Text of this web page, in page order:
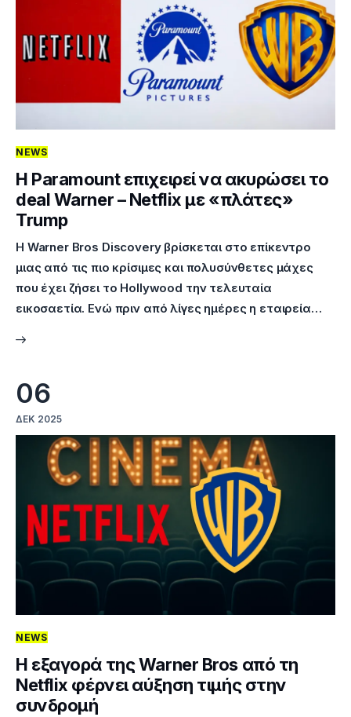
NEWS
H Paramount επιχειρεί να ακυρώσει το
deal Warner – Netflix με «πλάτες»
Trump
Η Warner Bros Discovery βρίσκεται στο επίκεντρο
μιας από τις πιο κρίσιμες και πολυσύνθετες μάχες
που έχει ζήσει το Hollywood την τελευταία
εικοσαετία. Ενώ πριν από λίγες ημέρες η εταιρεία…
06
ΔΕΚ 2025
NEWS
Η εξαγορά της Warner Bros από τη
Netflix φέρνει αύξηση τιμής στην
συνδρομή